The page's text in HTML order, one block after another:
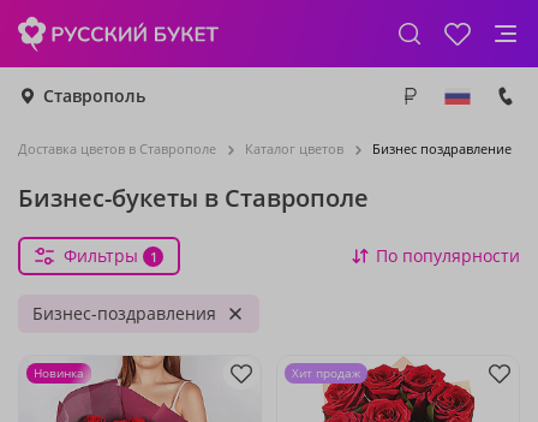
Ставрополь
Доставка цветов в Ставрополе Каталог цветов Бизнес поздравление
Бизнес-букеты в Ставрополе
Фильтры 1 По популярности
Бизнес-поздравления
Новинка Хит продаж